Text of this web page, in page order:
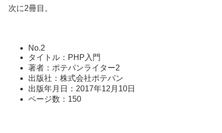
次に2冊目。
No.2
タイトル：PHP入門
著者：ポテパンライター2
出版社：株式会社ポテパン
出版年月日：2017年12月10日
ページ数：150